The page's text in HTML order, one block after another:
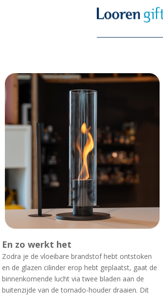
En zo werkt het
Zodra je de vloeibare brandstof hebt ontstoken
en de glazen cilinder erop hebt geplaatst, gaat de
binnenkomende lucht via twee bladen aan de
buitenzijde van de tornado-houder draaien. Dit